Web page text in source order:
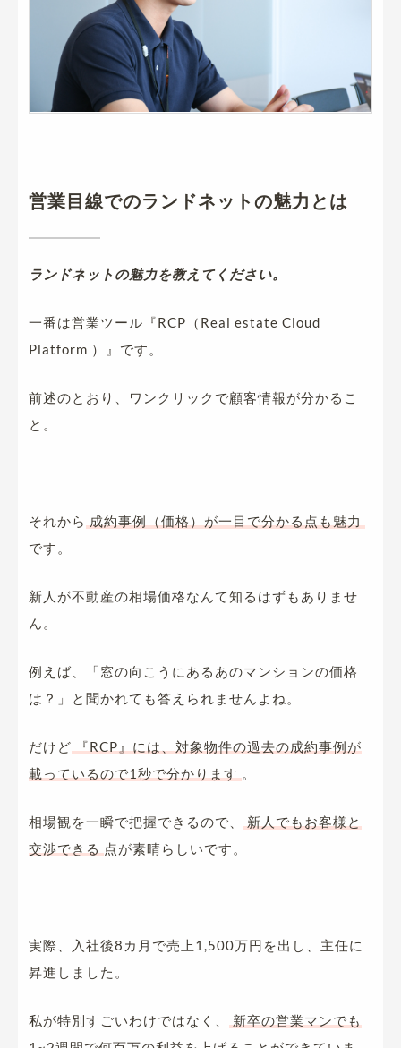
営業目線でのランドネットの魅力とは
ランドネットの魅力を教えてください。
一番は営業ツール『RCP（Real estate Cloud
Platform ）』です。
前述のとおり、ワンクリックで顧客情報が分かるこ
と。
それから 成約事例（価格）が一目で分かる点も魅力
です。
新人が不動産の相場価格なんて知るはずもありませ
ん。
例えば、「窓の向こうにあるあのマンションの価格
は？」と聞かれても答えられませんよね。
だけど
『RCP』には、対象物件の過去の成約事例が
載っているので1秒で分かります 。
相場観を一瞬で把握できるので、
新人でもお客様と
交渉できる 点が素晴らしいです。
実際、入社後8カ月で売上 1,500万円を出し、主任に
昇進しました。
私が特別すごいわけではなく、
新卒の営業マンでも